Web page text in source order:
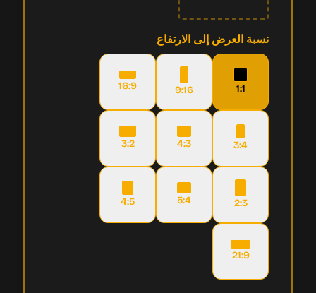
نسبة العرض إلى الارتفاع
1:1
9:16
16:9
3:4
4:3
3:2
2:3
5:4
4:5
21:9